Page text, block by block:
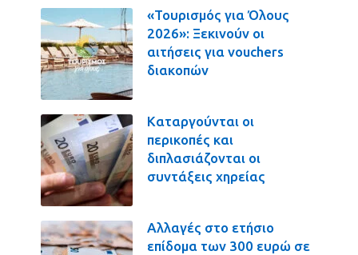
«Τουρισμός για Όλους
2026»: Ξεκινούν οι
αιτήσεις για vouchers
διακοπών
Καταργούνται οι
περικοπές και
διπλασιάζονται οι
συντάξεις χηρείας
Αλλαγές στο ετήσιο
επίδομα των 300 ευρώ σε